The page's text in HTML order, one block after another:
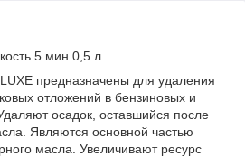
5 мин 0,5 л
предназначены для удаления
отложений в бензиновых и
осадок, оставшийся после
Являются основной частью
масла. Увеличивают ресурс